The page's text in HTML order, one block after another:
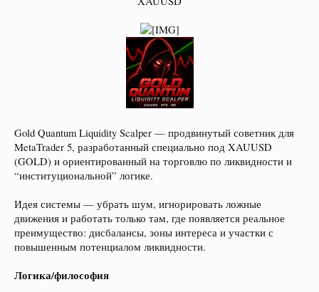
Gold Quantum Liquidity Scalper — продвинутый советник для
MetaTrader 5, разработанный специально под XAUUSD
(GOLD) и ориентированный на торговлю по ликвидности и
“институциональной” логике.
Идея системы — убрать шум, игнорировать ложные
движения и работать только там, где появляется реальное
преимущество: дисбалансы, зоны интереса и участки с
повышенным потенциалом ликвидности.
Логика/философия